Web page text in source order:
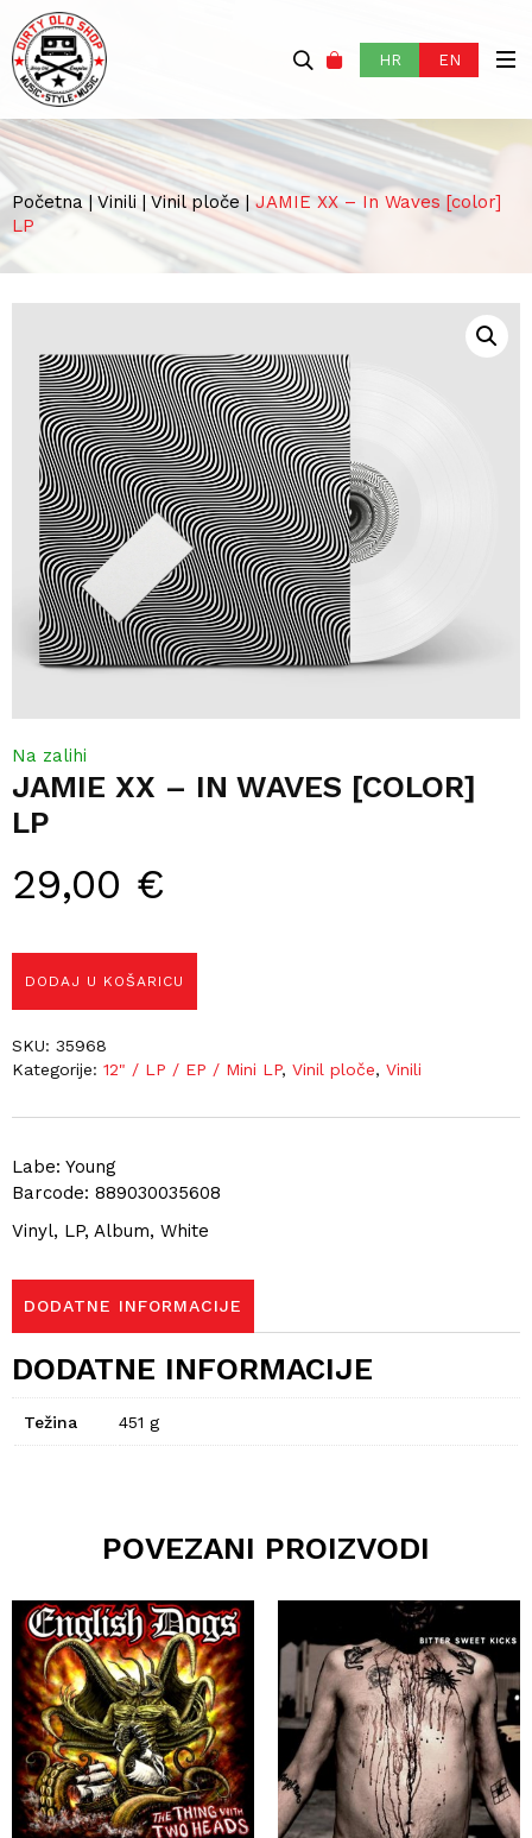
HR EN
Početna | Vinili | Vinil ploče|JAMIE XX – In Waves [color]
LP
JAMIE XX – IN WAVES [COLOR]
LP
29,00 €
Labe: Young
Barcode: 889030035608
Vinyl, LP, Album, White
Na zalihi
DODAJ U KOŠARICU
SKU: 35968
Kategorije: 12" / LP / EP / Mini LP, Vinil ploče, Vinili
DODATNE INFORMACIJE
DODATNE INFORMACIJE
Težina 451 g
POVEZANI PROIZVODI